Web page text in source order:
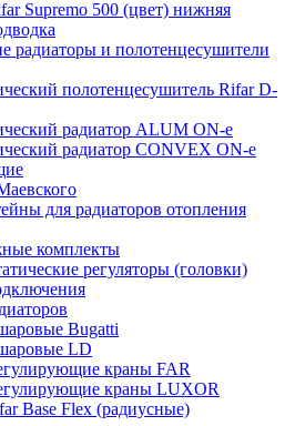
Supremo 500 (цвет) нижняя
радиаторы и полотенцесушители
полотенцесушитель Rifar D-
радиатор ALUM ON-e
радиатор CONVEX ON-e
для радиаторов отопления
комплекты
регуляторы (головки)
Bugatti
LD
краны FAR
краны LUXOR
Base Flex (радиусные)